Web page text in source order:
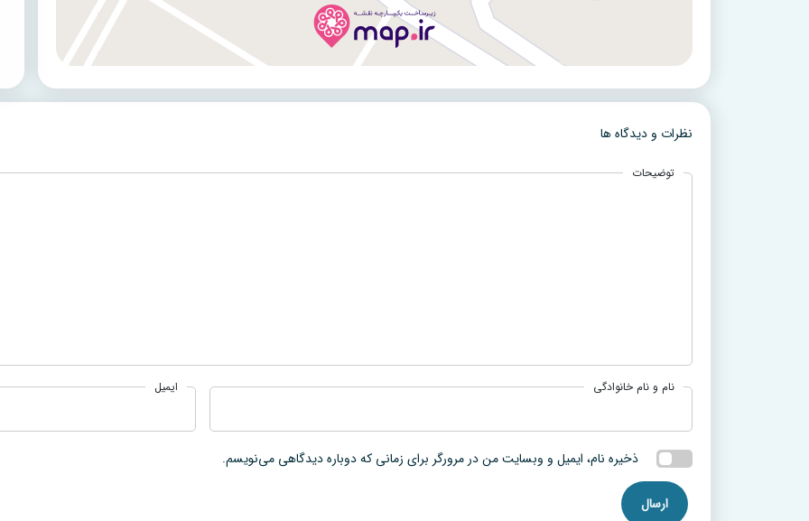
نظرات و دیدگاه ها
توضیحات
نام و نام خانوادگی ایمیل
ذخیره نام، ایمیل و وبسایت من در مرورگر برای زمانی که دوباره دیدگاهی می‌نویسم.